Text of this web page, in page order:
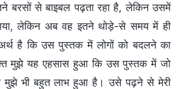
बरसों से बाइबल पढ़ता रहा है, लेकिन उसमें
लेकिन अब वह इतने थोड़े-से समय में ही
है कि उस पुस्तक में लोगों को बदलने का
मुझे यह एहसास हुआ कि उस पुस्तक में जो
भी बहुत लाभ हुआ है। उसे पढ़ने से मेरी